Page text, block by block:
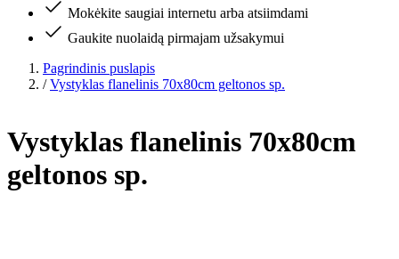
Mokėkite saugiai internetu arba atsiimdami
Gaukite nuolaidą pirmajam užsakymui
Pagrindinis puslapis
/ Vystyklas flanelinis 70x80cm geltonos sp.
Vystyklas flanelinis 70x80cm
geltonos sp.